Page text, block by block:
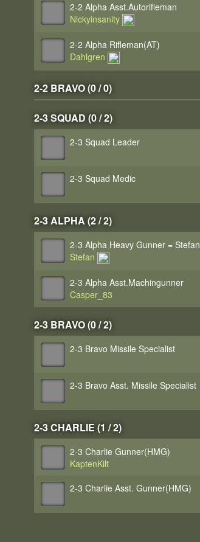
2-2 Alpha Asst.Autorifleman
Nickyinsanity
2-2 Alpha Rifleman(AT)
Dahlgren
2-2 BRAVO (0 / 0)
2-3 SQUAD (0 / 2)
2-3 Squad Leader
2-3 Squad Medic
2-3 ALPHA (2 / 2)
2-3 Alpha Heavy Gunner = Stefan
Stefan
2-3 Alpha Asst.Machingunner
Casper_83
2-3 BRAVO (0 / 2)
2-3 Bravo Missile Specialist
2-3 Bravo Asst. Missile Specialist
2-3 CHARLIE (1 / 2)
2-3 Charlie Gunner(HMG)
KaptenKilt
2-3 Charlie Asst. Gunner(HMG)